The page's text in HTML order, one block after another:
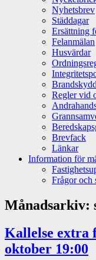
Nyhetsbrev
Städdagar
Ersättning
Felanmälan
Husvärdar
Regler vid
Brevfack
Länkar
Information för
Frågor och
Månadsarkiv:
Kallelse extra
oktober 19:00